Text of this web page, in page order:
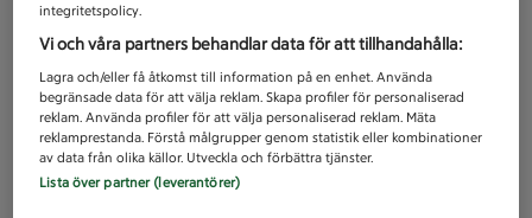
integritetspolicy.
Vi och våra partners behandlar data för att tillhandahålla:
Lagra och/eller få åtkomst till information på en enhet. Använda
begränsade data för att välja reklam. Skapa profiler för personaliserad
reklam. Använda profiler för att välja personaliserad reklam. Mäta
reklamprestanda. Förstå målgrupper genom statistik eller kombinationer
av data från olika källor. Utveckla och förbättra tjänster.
Lista över partner (leverantörer)